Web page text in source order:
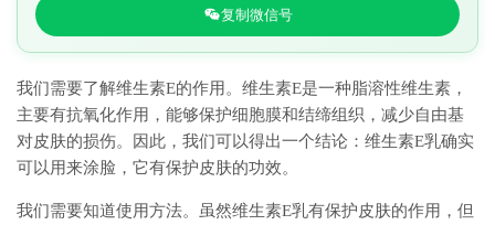
复制微信号
我们需要了解维生素E的作用。维生素E是一种脂溶性维生素，
主要有抗氧化作用，能够保护细胞膜和结缔组织，减少自由基
对皮肤的损伤。因此，我们可以得出一个结论：维生素E乳确实
可以用来涂脸，它有保护皮肤的功效。
我们需要知道使用方法。虽然维生素E乳有保护皮肤的作用，但